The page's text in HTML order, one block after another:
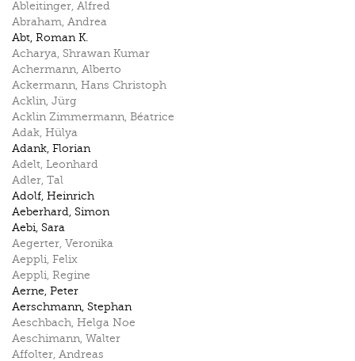
Ableitinger, Alfred
Abraham, Andrea
Abt, Roman K.
Acharya, Shrawan Kumar
Achermann, Alberto
Ackermann, Hans Christoph
Acklin, Jürg
Acklin Zimmermann, Béatrice
Adak, Hülya
Adank, Florian
Adelt, Leonhard
Adler, Tal
Adolf, Heinrich
Aeberhard, Simon
Aebi, Sara
Aegerter, Veronika
Aeppli, Felix
Aeppli, Regine
Aerne, Peter
Aerschmann, Stephan
Aeschbach, Helga Noe
Aeschimann, Walter
Affolter, Andreas